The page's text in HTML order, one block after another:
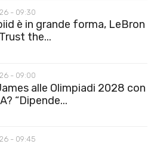
- 09:30
è in grande forma, LeBron
the...
- 09:00
alle Olimpiadi 2028 con
“Dipende...
- 09:45